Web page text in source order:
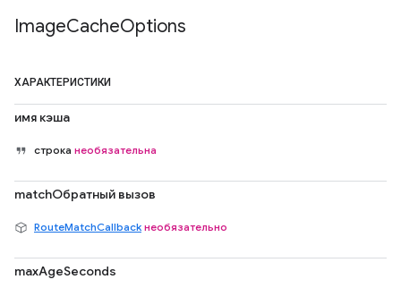
ImageCacheOptions
ХАРАКТЕРИСТИКИ
имя кэша
строка необязательна
matchОбратный вызов
RouteMatchCallback необязательно
maxAgeSeconds